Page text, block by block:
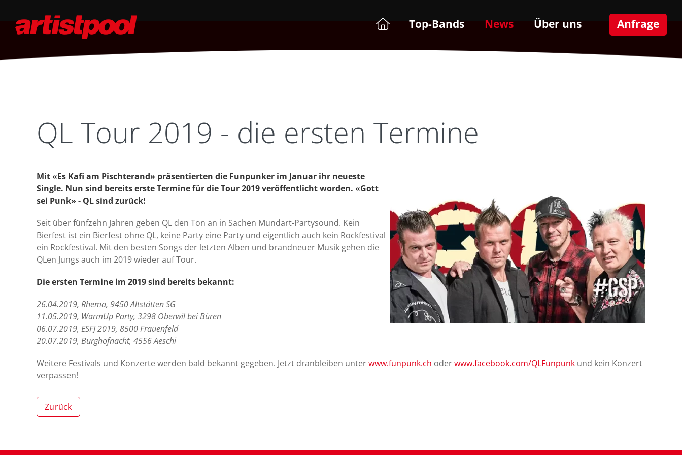
Top-Bands News Über uns Anfrage
QL Tour 2019 - die ersten Termine
Mit «Es Kafi am Pischterand» präsentierten die Funpunker im Januar ihr neueste
Single. Nun sind bereits erste Termine für die Tour 2019 veröffentlicht worden. «Gott
sei Punk» - QL sind zurück!
Seit über fünfzehn Jahren geben QL den Ton an in Sachen Mundart-Partysound. Kein
Bierfest ist ein Bierfest ohne QL, keine Party eine Party und eigentlich auch kein Rockfestival
ein Rockfestival. Mit den besten Songs der letzten Alben und brandneuer Musik gehen die
QLen Jungs auch im 2019 wieder auf Tour.
Die ersten Termine im 2019 sind bereits bekannt:
26.04.2019, Rhema, 9450 Altstätten SG
11.05.2019, WarmUp Party, 3298 Oberwil bei Büren
06.07.2019, ESFJ 2019, 8500 Frauenfeld
20.07.2019, Burghofnacht, 4556 Aeschi
Weitere Festivals und Konzerte werden bald bekannt gegeben. Jetzt dranbleiben unterwww.funpunk.ch oderwww.facebook.com/QLFunpunk und kein Konzert
verpassen!
Zurück